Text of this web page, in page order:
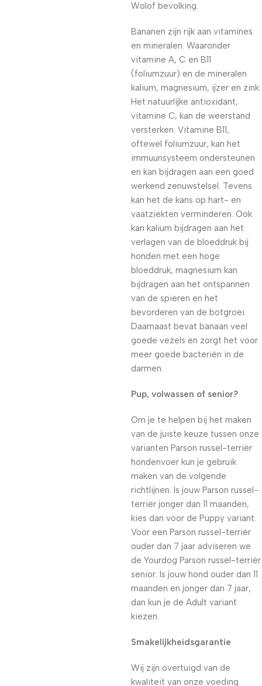
Wolof bevolking.
Bananen zijn rijk aan vitamines
en mineralen. Waaronder
vitamine A, C en B11
(foliumzuur) en de mineralen
kalium, magnesium, ijzer en zink.
Het natuurlijke antioxidant,
vitamine C, kan de weerstand
versterken. Vitamine B11,
oftewel foliumzuur, kan het
immuunsysteem ondersteunen
en kan bijdragen aan een goed
werkend zenuwstelsel. Tevens
kan het de kans op hart- en
vaatziekten verminderen. Ook
kan kalium bijdragen aan het
verlagen van de bloeddruk bij
honden met een hoge
bloeddruk, magnesium kan
bijdragen aan het ontspannen
van de spieren en het
bevorderen van de botgroei.
Daarnaast bevat banaan veel
goede vezels en zorgt het voor
meer goede bacteriën in de
darmen.
Pup, volwassen of senior?
Om je te helpen bij het maken
van de juiste keuze tussen onze
varianten Parson russel-terriër
hondenvoer kun je gebruik
maken van de volgende
richtlijnen. Is jouw Parson russel-
terriër jonger dan 11 maanden,
kies dan voor de Puppy variant.
Voor een Parson russel-terriër
ouder dan 7 jaar adviseren we
de Yourdog Parson russel-terriër
senior. Is jouw hond ouder dan 11
maanden en jonger dan 7 jaar,
dan kun je de Adult variant
kiezen.
Smakelijkheidsgarantie
Wij zijn overtuigd van de
kwaliteit van onze voeding.